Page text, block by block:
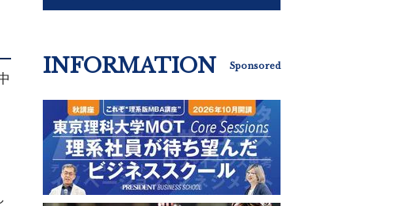
INFORMATION Sponsored